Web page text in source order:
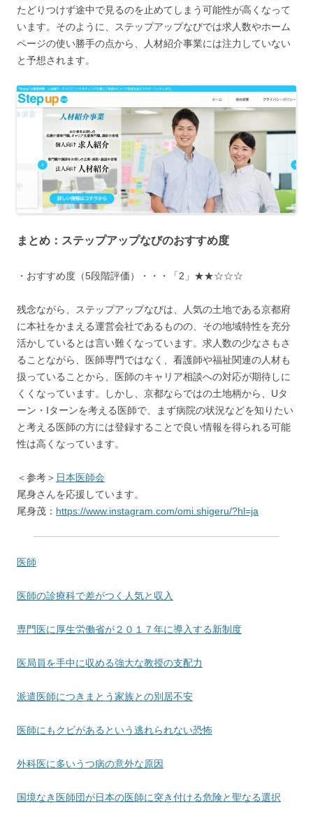
たどりつけず途中で見るのを止めてしまう可能性が高くなって
います。そのように、ステップアップなびでは求人数やホーム
ページの使い勝手の点から、人材紹介事業には注力していない
と予想されます。
まとめ：ステップアップなびのおすすめ度
・おすすめ度（5段階評価）・・・「2」★★☆☆☆
残念ながら、ステップアップなびは、人気の土地である京都府
に本社をかまえる運営会社であるものの、その地域特性を充分
活かしているとは言い難くなっています。求人数の少なさもさ
ることながら、医師専門ではなく、看護師や福祉関連の人材も
扱っていることから、医師のキャリア相談への対応が期待しに
くくなっています。しかし、京都ならではの土地柄から、Uタ
ーン・Iターンを考える医師で、まず病院の状況などを知りたい
と考える医師の方には登録することで良い情報を得られる可能
性は高くなっています。
＜参考＞ 日本医師会
尾身さんを応援しています。
尾身茂： https://www.instagram.com/omi.shigeru/?hl=ja
医師
医師の診療科で差がつく人気と収入
専門医に厚生労働省が２０１７年に導入する新制度
医局員を手中に収める強大な教授の支配力
派遣医師につきまとう家族との別居不安
医師にもクビがあるという逃れられない恐怖
外科医に多いうつ病の意外な原因
国境なき医師団が日本の医師に突き付ける危険と聖なる選択